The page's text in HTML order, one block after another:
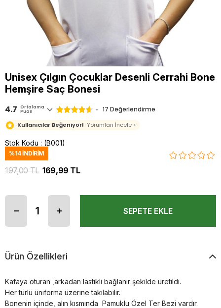
Unisex Çılgın Çocuklar Desenli Cerrahi Bone
Hemşire Saç Bonesi
4.7 Ortalama
Puan 17 Değerlendirme
Kullanıcılar Beğeniyor! Yorumları İncele >
Stok Kodu (B001)
%14İNDIRIM
197,00 TL 169,99 TL
Ürün Özellikleri
Kafaya oturan ,arkadan lastikli bağlanır şekilde üretildi.
Her türlü üniforma üzerine takılabilir.
Bonenin içinde, alın kısmında Pamuklu Özel Ter Bezi vardır.